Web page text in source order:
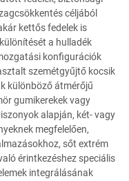
céljából
kettős fedelek is
a hulladék
konfigurációk
szemétgyűjtő kocsik
különböző átmérőjű
gumikerekek vagy
alapján, két- vagy
megfelelően,
sőt extrém
érintkezéshez speciális
integrálásának